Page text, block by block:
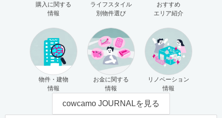
購入に関する
情報
ライフスタイル
別物件選び
おすすめ
エリア紹介
物件・建物
情報
お金に関する
情報
リノベーション
情報
cowcamo JOURNALを見る